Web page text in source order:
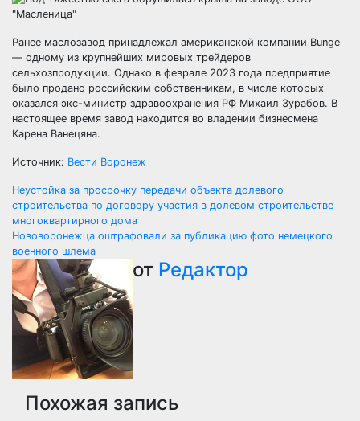
Ранее маслозавод принадлежал американской компании Bunge
— одному из крупнейших мировых трейдеров
сельхозпродукции. Однако в феврале 2023 года предприятие
было продано российским собственникам, в числе которых
оказался экс-министр здравоохранения РФ Михаил Зурабов. В
настоящее время завод находится во владении бизнесмена
Карена Ванецяна.
Источник: Вести Воронеж
Навигация
по
записям
Неустойка за просрочку передачи объекта долевого
строительства по договору участия в долевом строительстве
многоквартирного дома
Нововоронежца оштрафовали за публикацию фото немецкого
военного шлема
от Редактор
Похожая запись